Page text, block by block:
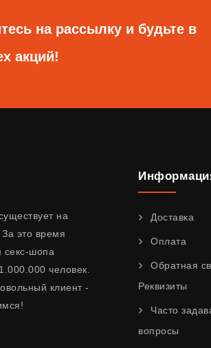
на рассылку и будьте в
акций!
на
это время
секс-шопа
человек.
клиент -
Доставка
Оплата
Обратная
Реквизиты
Часто
вопросы